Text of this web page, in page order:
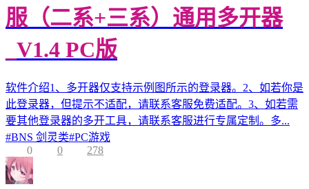
服（二系+三系）通用多开器
_V1.4 PC版
软件介绍1、多开器仅支持示例图所示的登录器。2、如若你是
此登录器，但提示不适配，请联系客服免费适配。3、如若需
要其他登录器的多开工具，请联系客服进行专属定制。多...
#BNS 剑灵类#PC游戏
0
0 278